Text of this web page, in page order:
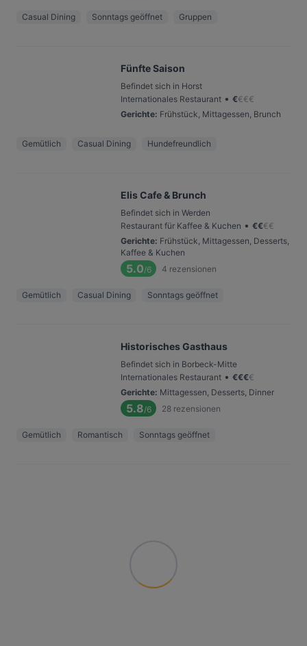
Casual Dining Sonntags geöffnet Gruppen
Fünfte Saison
Befindet sich in Horst
Internationales Restaurant • €€€€
Gerichte: Frühstück, Mittagessen, Brunch
Gemütlich Casual Dining Hundefreundlich
Elis Cafe & Brunch
Befindet sich in Werden
Restaurant für Kaffee & Kuchen • €€€€
Gerichte: Frühstück, Mittagessen, Desserts,
Kaffee & Kuchen
5.0/6 4 rezensionen
Gemütlich Casual Dining Sonntags geöffnet
Historisches Gasthaus
Befindet sich in Borbeck-Mitte
Internationales Restaurant • €€€€
Gerichte: Mittagessen, Desserts, Dinner
5.8/6 28 rezensionen
Gemütlich Romantisch Sonntags geöffnet